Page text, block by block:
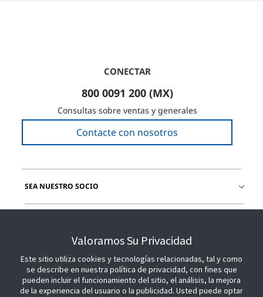
CONECTAR
800 0091 200 (MX)
Consultas sobre ventas y generales
Contacte con nosotros
SEA NUESTRO SOCIO
Valoramos Su Privacidad
Este sitio utiliza cookies y tecnologías relacionadas, tal y como
se describe en nuestra política de privacidad, con fines que
pueden incluir el funcionamiento del sitio, el análisis, la mejora
de la experiencia del usuario o la publicidad. Usted puede optar